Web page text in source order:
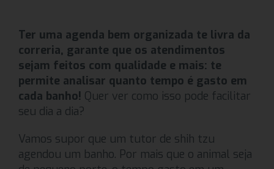
Ter uma agenda bem organizada te livra da
correria, garante que os atendimentos
sejam feitos com qualidade e mais: te
permite analisar quanto tempo é gasto em
cada banho! Quer ver como isso pode facilitar
seu dia a dia?
Vamos supor que um tutor de shih tzu
agendou um banho. Por mais que o animal seja